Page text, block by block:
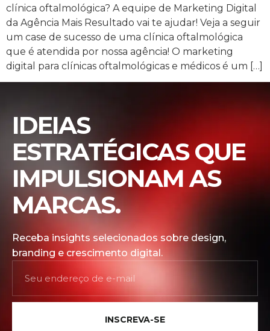
clínica oftalmológica? A equipe de Marketing Digital
da Agência Mais Resultado vai te ajudar! Veja a seguir
um case de sucesso de uma clínica oftalmológica
que é atendida por nossa agência! O marketing
digital para clínicas oftalmológicas e médicos é um […]
IDEIAS
ESTRATÉGICAS QUE
IMPULSIONAM AS
MARCAS.
Receba insights selecionados sobre design,
branding e crescimento digital.
INSCREVA-SE